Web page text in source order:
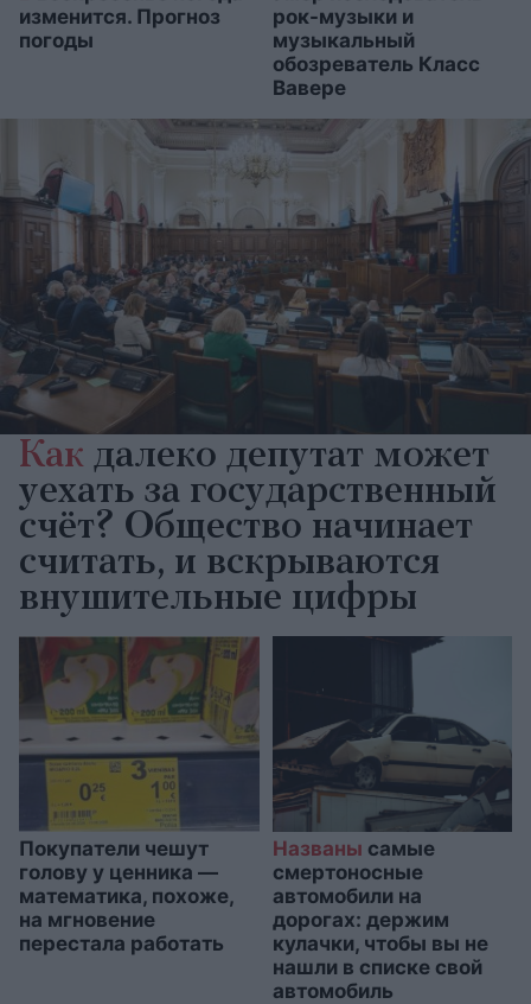
изменится. Прогноз
погоды
рок-музыки и
музыкальный
обозреватель Класс
Вавере
Как далеко депутат может
уехать за государственный
счёт? Общество начинает
считать, и вскрываются
внушительные цифры
Покупатели чешут
голову у ценника —
математика, похоже,
на мгновение
перестала работать
Названы самые
смертоносные
автомобили на
дорогах: держим
кулачки, чтобы вы не
нашли в списке свой
автомобиль